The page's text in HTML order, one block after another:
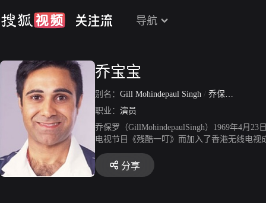
导航
乔宝宝
别名： Gill Mohindepaul Singh / 乔保罗
职业： 演员
乔保罗（GillMohindepaulSingh）1969年4月
电视节目《残酷一叮》而加入了香港无线电
分享